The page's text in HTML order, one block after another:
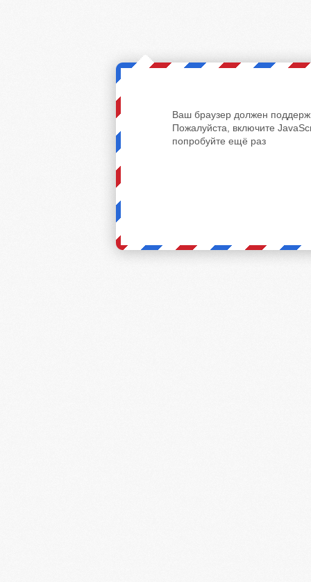
Ваш браузер должен
Пожалуйста, включите
попробуйте ещё раз